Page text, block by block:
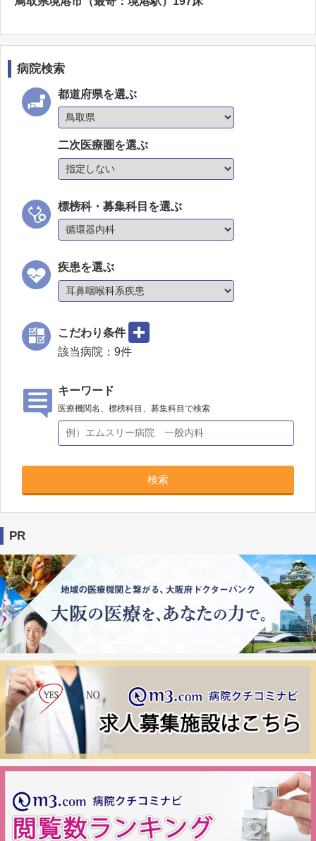
病院検索
都道府県を選ぶ
二次医療圏を選ぶ
標榜科・募集科目を選ぶ
疾患を選ぶ
こだわり条件
該当病院： 9件
キーワード
医療機関名、標榜科目、募集科目で検索
検索
PR